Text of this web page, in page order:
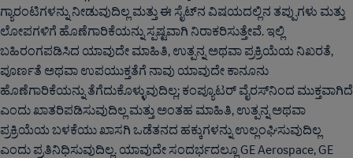
ಗ್ಯಾರಂಟಿಗಳನ್ನು ನೀಡುವುದಿಲ್ಲ ಮತ್ತು ಈ ಸೈಟ್‌ನ ವಿಷಯದಲ್ಲಿನ ತಪ್ಪುಗಳು ಮತ್ತು
ಲೋಪಗಳಿಗೆ ಹೊಣೆಗಾರಿಕೆಯನ್ನು ಸ್ಪಷ್ಟವಾಗಿ ನಿರಾಕರಿಸುತ್ತೇವೆ. ಇಲ್ಲಿ
ಬಹಿರಂಗಪಡಿಸಿದ ಯಾವುದೇ ಮಾಹಿತಿ, ಉತ್ಪನ್ನ ಅಥವಾ ಪ್ರಕ್ರಿಯೆಯ ನಿಖರತೆ,
ಪೂರ್ಣತೆ ಅಥವಾ ಉಪಯುಕ್ತತೆಗೆ ನಾವು ಯಾವುದೇ ಕಾನೂನು
ಹೊಣೆಗಾರಿಕೆಯನ್ನು ತೆಗೆದುಕೊಳ್ಳುವುದಿಲ್ಲ; ಕಂಪ್ಯೂಟರ್ ವೈರಸ್‌ನಿಂದ ಮುಕ್ತವಾಗಿದೆ
ಎಂದು ಖಾತರಿಪಡಿಸುವುದಿಲ್ಲ ಮತ್ತು ಅಂತಹ ಮಾಹಿತಿ, ಉತ್ಪನ್ನ ಅಥವಾ
ಪ್ರಕ್ರಿಯೆಯ ಬಳಕೆಯು ಖಾಸಗಿ ಒಡೆತನದ ಹಕ್ಕುಗಳನ್ನು ಉಲ್ಲಂಘಿಸುವುದಿಲ್ಲ
ಎಂದು ಪ್ರತಿನಿಧಿಸುವುದಿಲ್ಲ. ಯಾವುದೇ ಸಂದರ್ಭದಲ್ಲೂ GE Aerospace, GE